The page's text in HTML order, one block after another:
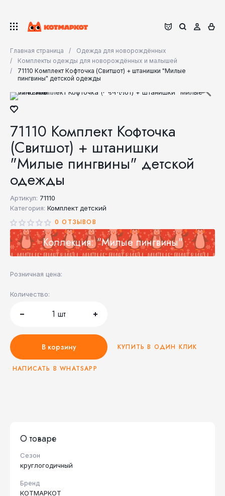
Главная страница
Одежда для новорождённых
Комплекты одежды для новорождённых и малышей
71110 Комплект Кофточка (Свитшот) + штанишки "Милые
пингвины" детской одежды
71110 Комплект Кофточка
(Свитшот) + штанишки
"Милые пингвины" детской
одежды
Артикул: 71110
Категория: Комплект детский
0 ОТЗЫВОВ
Коллекция: "Милые пингвины"
Розничная цена:
Количество:
1 шт
В корзину КУПИТЬ В ОДИН КЛИК
НАПИСАТЬ В WHATSAPP
О товаре
Сезон
круглогодичный
Бренд
КОТМАРКОТ